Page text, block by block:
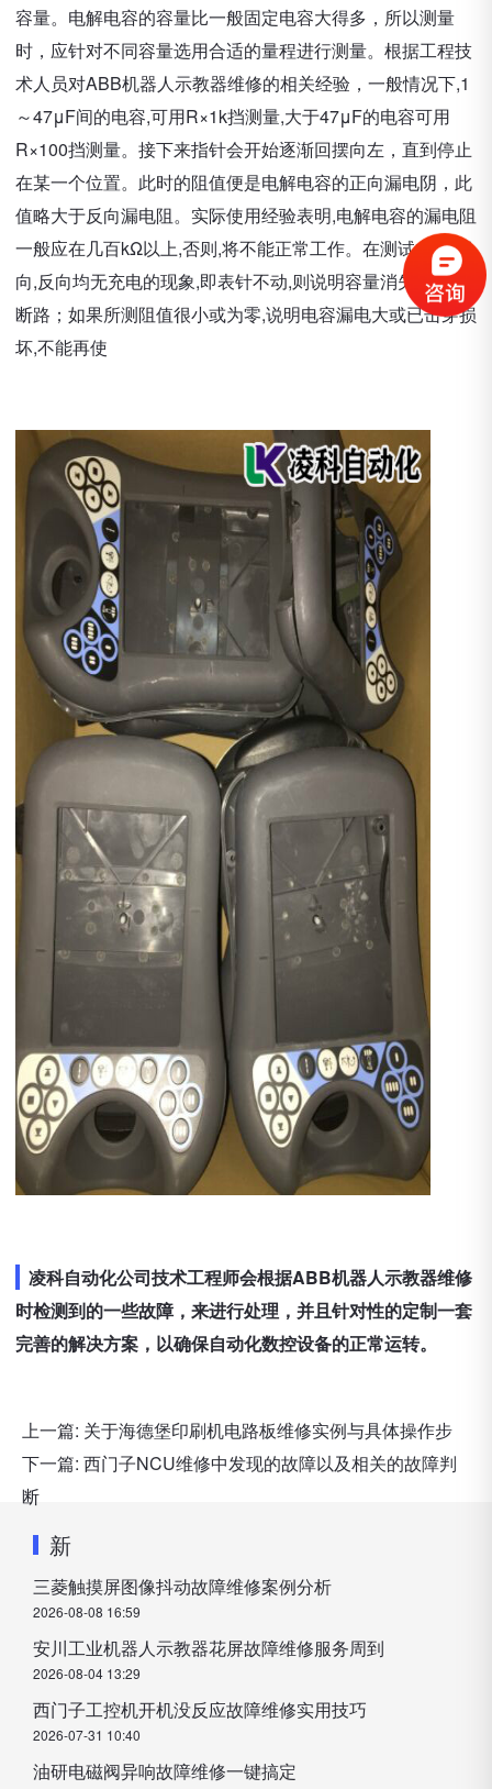
容量。电解电容的容量比一般固定电容大得多，所以测量
时，应针对不同容量选用合适的量程进行测量。根据工程技
术人员对ABB机器人示教器维修的相关经验，一般情况下,1
～47μF间的电容,可用R×1k挡测量,大于47μF的电容可用
R×100挡测量。接下来指针会开始逐渐回摆向左，直到停止
在某一个位置。此时的阻值便是电解电容的正向漏电阴，此
值略大于反向漏电阻。实际使用经验表明,电解电容的漏电阻
一般应在几百kΩ以上,否则,将不能正常工作。在测试中,若正
向,反向均无充电的现象,即表针不动,则说明容量消失或内部
断路；如果所测阻值很小或为零,说明电容漏电大或已击穿损
坏,不能再使
凌科自动化公司技术工程师会根据ABB机器人示教器维修
时检测到的一些故障，来进行处理，并且针对性的定制一套
完善的解决方案，以确保自动化数控设备的正常运转。
上一篇: 关于海德堡印刷机电路板维修实例与具体操作步
下一篇: 西门子NCU维修中发现的故障以及相关的故障判
断
新
三菱触摸屏图像抖动故障维修案例分析
2026-08-08 16:59
安川工业机器人示教器花屏故障维修服务周到
2026-08-04 13:29
西门子工控机开机没反应故障维修实用技巧
2026-07-31 10:40
油研电磁阀异响故障维修一键搞定